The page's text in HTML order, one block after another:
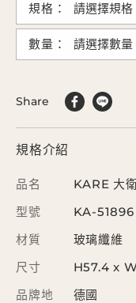
規格：
數量：
Share
規格介紹
品名
KARE 大
型號
KA-51896
材質
玻璃纖維
尺寸
H57.4 x
品牌地
德國